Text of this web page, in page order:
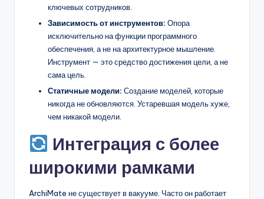
ключевых сотрудников.
Зависимость от инструментов: Опора
исключительно на функции программного
обеспечения, а не на архитектурное мышление.
Инструмент — это средство достижения цели, а не
сама цель.
Статичные модели: Создание моделей, которые
никогда не обновляются. Устаревшая модель хуже,
чем никакой модели.
Интеграция с более
широкими рамками
ArchiMate не существует в вакууме. Часто он работает